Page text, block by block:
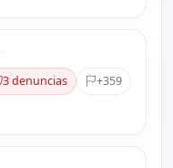
3 denuncias
+359